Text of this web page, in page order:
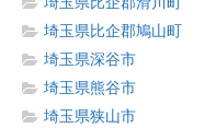
埼玉県比企郡鳩山町
埼玉県深谷市
埼玉県熊谷市
埼玉県狭山市